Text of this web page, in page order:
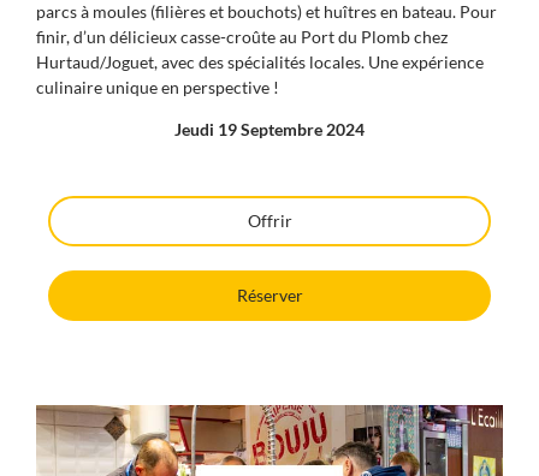
parcs à moules (filières et bouchots) et huîtres en bateau. Pour
finir, d’un délicieux casse-croûte au Port du Plomb chez
Hurtaud/Joguet, avec des spécialités locales. Une expérience
culinaire unique en perspective !
Jeudi 19 Septembre 2024
Offrir
Réserver